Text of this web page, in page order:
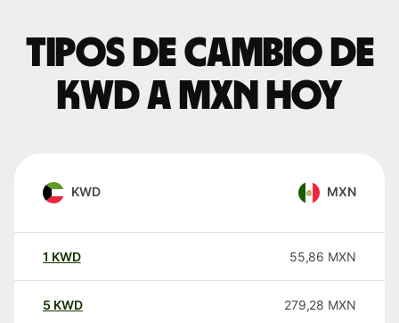
Tipos de cambio de
KWD a MXN hoy
KWD MXN
1 KWD 55,86 MXN
5 KWD 279,28 MXN